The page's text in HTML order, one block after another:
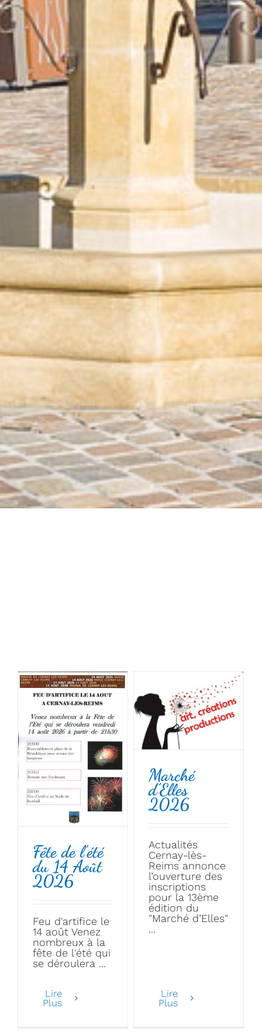
Fête de l’été
du 14 Août
2026
Feu d'artifice le
14 août Venez
nombreux à la
fête de l'été qui
se déroulera ...
Lire
Plus
Marché
d’Elles
2026
Actualités
Cernay-lès-
Reims annonce
l’ouverture des
inscriptions
pour la 13ème
édition du
"Marché d’Elles"
...
Lire
Plus